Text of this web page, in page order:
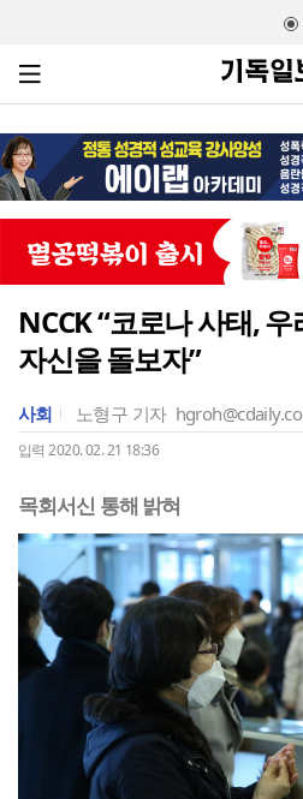
NCCK “코로나 사태,
자신을 돌보자”
사회 노형구 기자
입력 2020. 02. 21 18:36
목회서신 통해 밝혀